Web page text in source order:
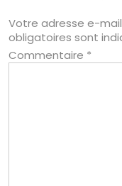
Votre adresse e-
obligatoires sont
Commentaire *